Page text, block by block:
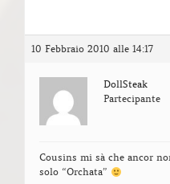
10 Febbraio 2010 alle 14:17
DollSteak
Partecipante
Cousins mi sà che ancor
solo “Orchata”